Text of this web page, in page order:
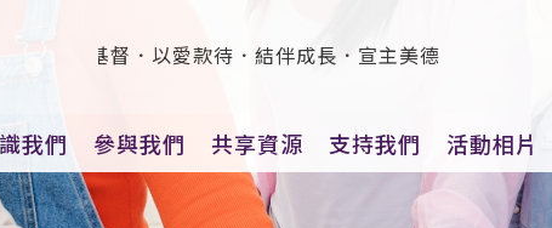
．以愛款待．結伴成長．宣主美德
我們 參與我們 共享資源 支持我們 活動相片